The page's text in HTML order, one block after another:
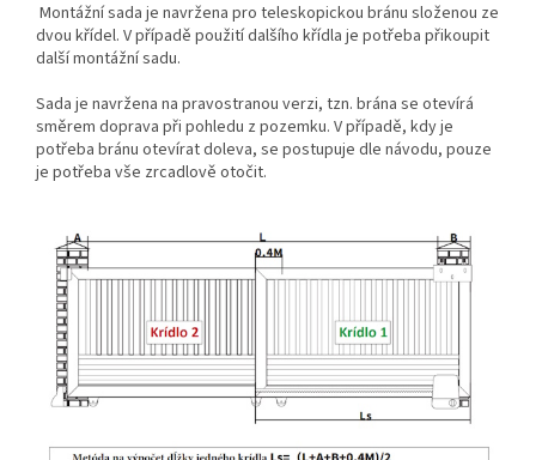
Montážní sada je navržena pro teleskopickou bránu složenou ze
dvou křídel. V případě použití dalšího křídla je potřeba přikoupit
další montážní sadu.
Sada je navržena na pravostranou verzi, tzn. brána se otevírá
směrem doprava při pohledu z pozemku. V případě, kdy je
potřeba bránu otevírat doleva, se postupuje dle návodu, pouze
je potřeba vše zrcadlově otočit.